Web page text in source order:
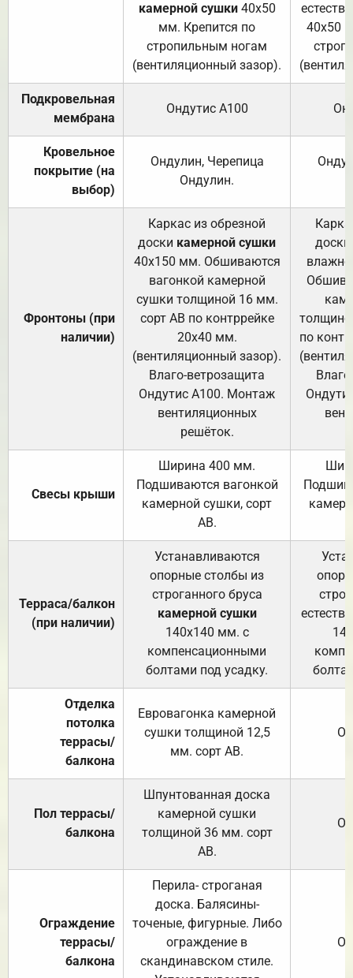
камерной сушки40х50
мм. Крепится по
стропильным ногам
(вентиляционный зазор).
40х50
Подкровельная
мембрана
Ондутис А100
Кровельное
покрытие (на
выбор)
Ондулин, Черепица
Ондулин.
Фронтоны (при
наличии)
Каркас из обрезной
доски камерной сушки
40х150 мм. Обшиваются
вагонкой камерной
сушки толщиной 16 мм.
сорт АВ по контррейке
20х40 мм.
(вентиляционный зазор).
Влаго-ветрозащита
Ондутис А100. Монтаж
вентиляционных
решёток.
доски
по
Свесы крыши
Ширина 400 мм.
Подшиваются вагонкой
камерной сушки, сорт
АВ.
Терраса/балкон
(при наличии)
Устанавливаются
опорные столбы из
строганного бруса
камерной сушки
140х140 мм. с
компенсационными
болтами под усадку.
Отделка
потолка
террасы/
балкона
Евровагонка камерной
сушки толщиной 12,5
мм. сорт АВ.
Пол террасы/
балкона
Шпунтованная доска
камерной сушки
толщиной 36 мм. сорт
АВ.
Ограждение
террасы/
балкона
Перила- строганая
доска. Балясины-
точеные, фигурные. Либо
ограждение в
скандинавском стиле.